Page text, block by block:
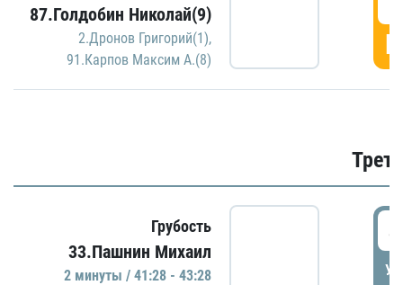
87.Голдобин Николай(9)
2.Дронов Григорий(1),
91.Карпов Максим А.(8)
Грубость
33.Пашнин Михаил
2 минуты / 41:28 - 43:28